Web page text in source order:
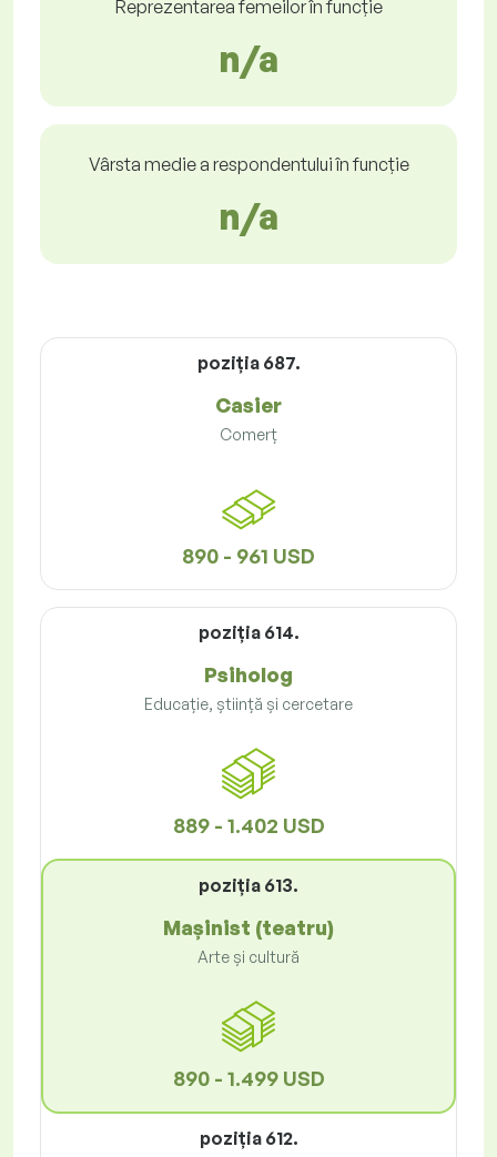
Reprezentarea femeilor în funcție
n/a
Vârsta medie a respondentului în funcție
n/a
poziţia 687.
Casier
Comerț
890 - 961 USD
poziţia 614.
Psiholog
Educație, știință și cercetare
889 - 1.402 USD
poziţia 613.
Mașinist (teatru)
Arte și cultură
890 - 1.499 USD
poziţia 612.